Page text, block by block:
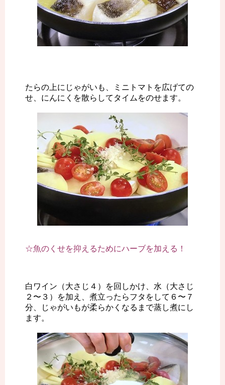
たらの上にじゃがいも、ミニトマトを広げての
せ、にんにくを散らしてタイムをのせます。
☆魚のくせを抑えるためにハーブを加える！
白ワイン（大さじ４）を回しかけ、水（大さじ
２〜３）を加え、煮立ったらフタをして６〜７
分、じゃがいもが柔らかくなるまで蒸し煮にし
ます。